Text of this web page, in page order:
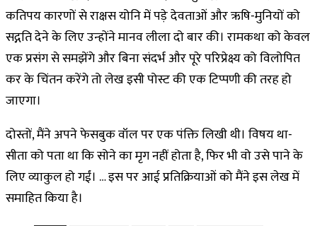
कतिपय कारणों से राक्षस योनि में पड़े देवताओं और ऋषि-मुनियों को
सद्गति देने के लिए उन्होंने मानव लीला दो बार की। रामकथा को केवल
एक प्रसंग से समझेंगे और बिना संदर्भ और पूरे परिप्रेक्ष्य को विलोपित
कर के चिंतन करेंगे तो लेख इसी पोस्ट की एक टिप्पणी की तरह हो
जाएगा।
दोस्तों, मैंने अपने फेसबुक वॉल पर एक पंक्ति लिखी थी। विषय था-
सीता को पता था कि सोने का मृग नहीं होता है, फिर भी वो उसे पाने के
लिए व्याकुल हो गईं। … इस पर आई प्रतिक्रियाओं को मैंने इस लेख में
समाहित किया है।